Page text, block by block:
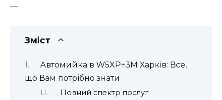
—
Зміст
Автомийка в W5XP+3M Харків: Все,
що Вам потрібно знати
Повний спектр послуг